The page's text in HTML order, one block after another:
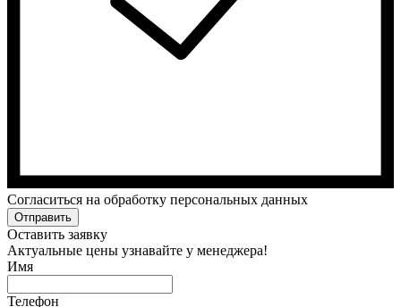
Cогласиться на обработку персональных данных
Отправить
Оставить заявку
Актуальные цены узнавайте у менеджера!
Имя
Телефон